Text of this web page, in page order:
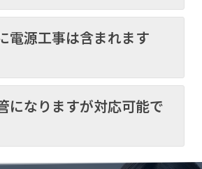
電源工事は含まれます
になりますが対応可能で